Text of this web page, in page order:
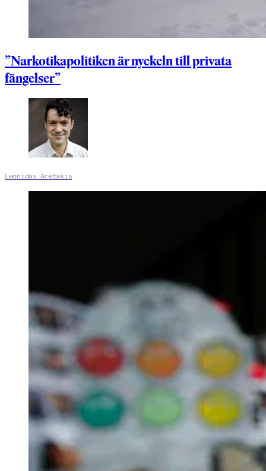
”Narkotikapolitiken är nyckeln till privata
fängelser”
Leonidas Aretakis